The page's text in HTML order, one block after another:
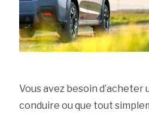
Vous avez besoin
conduire ou que tout